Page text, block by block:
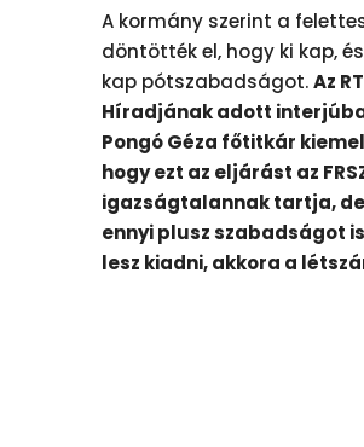
A kormány szerint a
döntötték el, hogy ki kap,
kap pótszabadságot.Az
Híradjának adott
Pongó Géza főtitkár
hogy ezt az eljárást az
igazságtalannak tartja,
ennyi plusz szabadságot
lesz kiadni, akkora a